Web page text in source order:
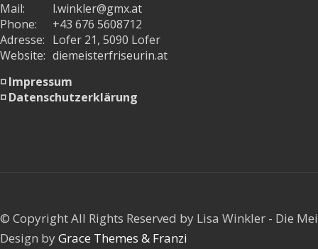
Mail:
l.winkler@gmx.at
Phone:
+43 676 5608712
Adresse: Lofer 21, 5090 Lofer
Website: diemeisterfriseurin.at
◽ Impressum
◽ Datenschutzerklärung
© Copyright All Rights Reserved by Lisa Winkler - Die
Design byGrace Themes & Franzi